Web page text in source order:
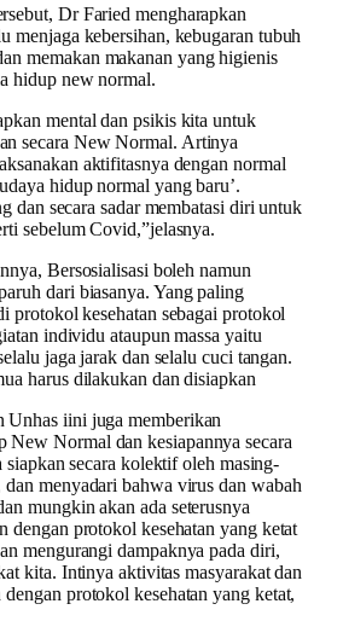
Dr Faried mengharapkan
menjaga kebersihan, kebugaran tubuh
memakan makanan yang higienis
hidup new normal.
mental dan psikis kita untuk
secara New Normal. Artinya
aktifitasnya dengan normal
hidup normal yang baru’.
dan secara sadar membatasi diri untuk
sebelum Covid,”jelasnya.
Bersosialisasi boleh namun
dari biasanya. Yang paling
protokol kesehatan sebagai protokol
individu ataupun massa yaitu
jaga jarak dan selalu cuci tangan.
harus dilakukan dan disiapkan
Unhas iini juga memberikan
New Normal dan kesiapannya secara
secara kolektif oleh masing-
menyadari bahwa virus dan wabah
mungkin akan ada seterusnya
dengan protokol kesehatan yang ketat
mengurangi dampaknya pada diri,
kita. Intinya aktivitas masyarakat dan
protokol kesehatan yang ketat,